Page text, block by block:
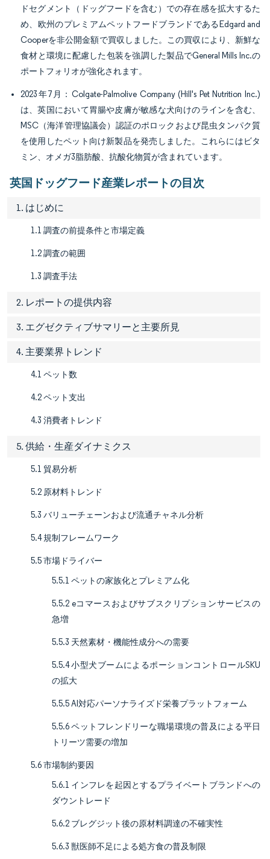
ドセグメント（ドッグフードを含む）での存在感を拡大するた
め、欧州のプレミアムペットフードブランドであるEdgard and
Cooperを非公開金額で買収しました。この買収により、新鮮な
食材と環境に配慮した包装を強調した製品でGeneral Mills Inc.の
ポートフォリオが強化されます。
2023年7月：Colgate-Palmolive Company (Hill's Pet Nutrition Inc.)
は、英国において胃腸や皮膚が敏感な犬向けのラインを含む、
MSC（海洋管理協議会）認証のポロックおよび昆虫タンパク質
を使用したペット向け新製品を発売しました。これらにはビタ
ミン、オメガ3脂肪酸、抗酸化物質が含まれています。
英国ドッグフード産業レポートの目次
1. はじめに
1.1 調査の前提条件と市場定義
1.2 調査の範囲
1.3 調査手法
2. レポートの提供内容
3. エグゼクティブサマリーと主要所見
4. 主要業界トレンド
4.1 ペット数
4.2 ペット支出
4.3 消費者トレンド
5. 供給・生産ダイナミクス
5.1 貿易分析
5.2 原材料トレンド
5.3 バリューチェーンおよび流通チャネル分析
5.4 規制フレームワーク
5.5 市場ドライバー
5.5.1 ペットの家族化とプレミアム化
5.5.2 eコマースおよびサブスクリプションサービスの
急増
5.5.3 天然素材・機能性成分への需要
5.5.4 小型犬ブームによるポーションコントロールSKU
の拡大
5.5.5 AI対応パーソナライズド栄養プラットフォーム
5.5.6 ペットフレンドリーな職場環境の普及による平日
トリーツ需要の増加
5.6 市場制約要因
5.6.1 インフレを起因とするプライベートブランドへの
ダウントレード
5.6.2 ブレグジット後の原材料調達の不確実性
5.6.3 獣医師不足による処方食の普及制限